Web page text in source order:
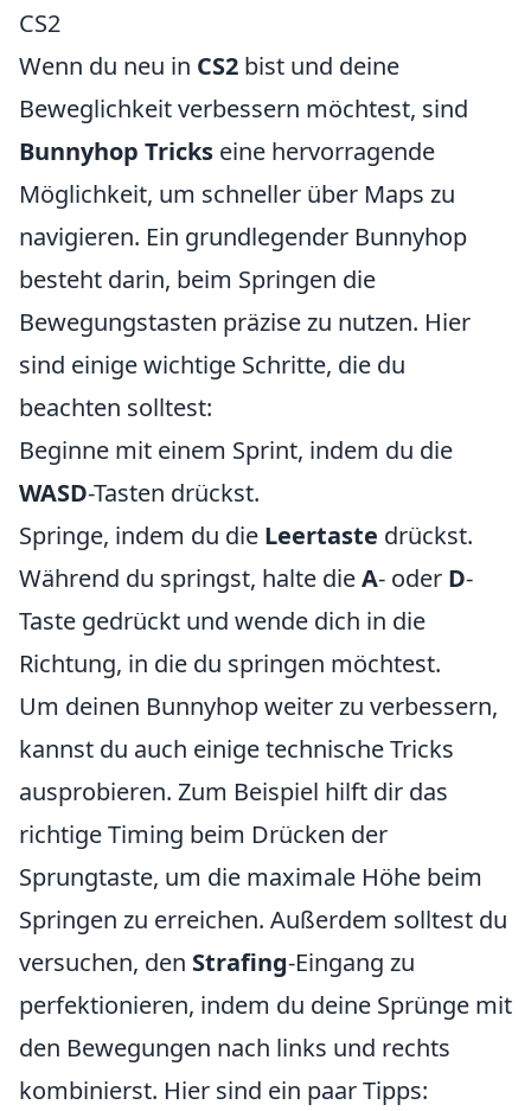
CS2
Wenn du neu in CS2 bist und deine
Beweglichkeit verbessern möchtest, sind
Bunnyhop Tricks eine hervorragende
Möglichkeit, um schneller über Maps zu
navigieren. Ein grundlegender Bunnyhop
besteht darin, beim Springen die
Bewegungstasten präzise zu nutzen. Hier
sind einige wichtige Schritte, die du
beachten solltest:
Beginne mit einem Sprint, indem du die
WASD-Tasten drückst.
Springe, indem du die Leertaste drückst.
Während du springst, halte dieA- oder D-
Taste gedrückt und wende dich in die
Richtung, in die du springen möchtest.
Um deinen Bunnyhop weiter zu verbessern,
kannst du auch einige technische Tricks
ausprobieren. Zum Beispiel hilft dir das
richtige Timing beim Drücken der
Sprungtaste, um die maximale Höhe beim
Springen zu erreichen. Außerdem solltest du
versuchen, den Strafing-Eingang zu
perfektionieren, indem du deine Sprünge mit
den Bewegungen nach links und rechts
kombinierst. Hier sind ein paar Tipps: